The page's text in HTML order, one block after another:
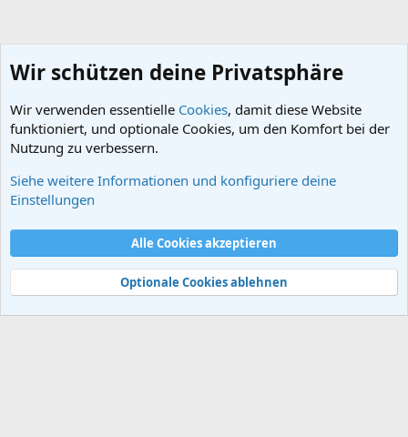
Schlagworte
Nutzungsbedingungen
Datenschutz
Hilfe und Impressum
Start
R
S
Community platform by XenForo® © 2010-2024 XenForo Ltd.
Wir schützen deine Privatsphäre
Wir verwenden essentielle Cookies, damit diese Website
funktioniert, und optionale Cookies, um den Komfort bei der
Nutzung zu verbessern.
Siehe weitere Informationen und konfiguriere deine
Einstellungen
Alle Cookies akzeptieren
Optionale Cookies ablehnen